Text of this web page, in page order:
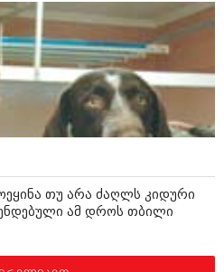
არქივი
თუ არა ძაღლს კიდური
ამ დროს თბილი